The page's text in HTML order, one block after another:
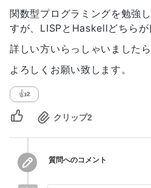
関数型プログラミングを勉強
すが、LISPとHaskellどちらが
詳しい方いらっしゃいました
よろしくお願い致します。
👍2
クリップ2
質問へのコメント